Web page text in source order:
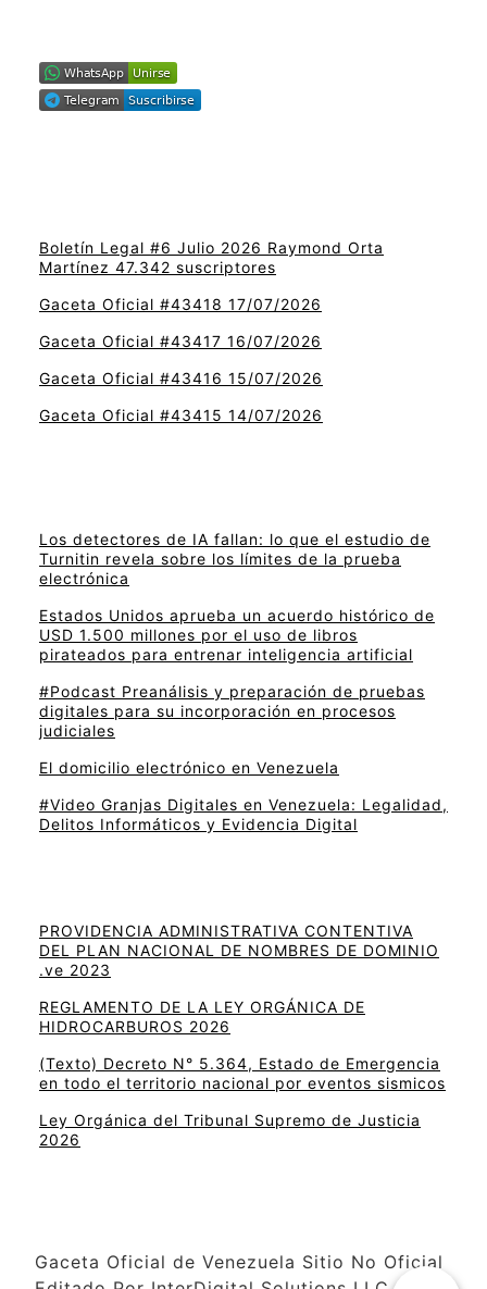
Boletín Legal #6 Julio 2026 Raymond Orta
Martínez 47.342 suscriptores
Gaceta Oficial #43418 17/07/2026
Gaceta Oficial #43417 16/07/2026
Gaceta Oficial #43416 15/07/2026
Gaceta Oficial #43415 14/07/2026
Los detectores de IA fallan: lo que el estudio de
Turnitin revela sobre los límites de la prueba
electrónica
Estados Unidos aprueba un acuerdo histórico de
USD 1.500 millones por el uso de libros
pirateados para entrenar inteligencia artificial
#Podcast Preanálisis y preparación de pruebas
digitales para su incorporación en procesos
judiciales
El domicilio electrónico en Venezuela
#Video Granjas Digitales en Venezuela: Legalidad,
Delitos Informáticos y Evidencia Digital
PROVIDENCIA ADMINISTRATIVA CONTENTIVA
DEL PLAN NACIONAL DE NOMBRES DE DOMINIO
.ve 2023
REGLAMENTO DE LA LEY ORGÁNICA DE
HIDROCARBUROS 2026
(Texto) Decreto N° 5.364, Estado de Emergencia
en todo el territorio nacional por eventos sismicos
Ley Orgánica del Tribunal Supremo de Justicia
2026
Gaceta Oficial de Venezuela Sitio No Oficial